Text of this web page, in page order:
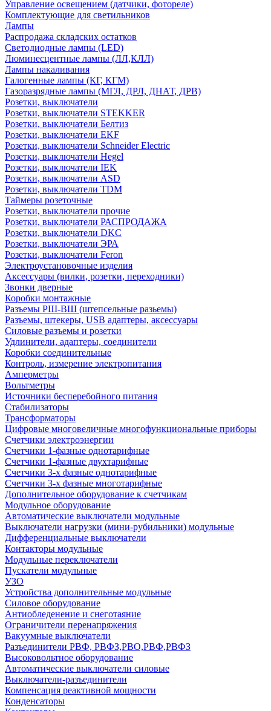
Управление освещением (датчики, фотореле)
Комплектующие для светильников
Лампы
Распродажа складских остатков
Светодиодные лампы (LED)
Люминесцентные лампы (ЛЛ,КЛЛ)
Лампы накаливания
Галогенные лампы (КГ, КГМ)
Газоразрядные лампы (МГЛ, ДРЛ, ДНАТ, ДРВ)
Розетки, выключатели
Розетки, выключатели STEKKER
Розетки, выключатели Белтиз
Розетки, выключатели EKF
Розетки, выключатели Schneider Electric
Розетки, выключатели Hegel
Розетки, выключатели IEK
Розетки, выключатели ASD
Розетки, выключатели TDM
Таймеры розеточные
Розетки, выключатели прочие
Розетки, выключатели РАСПРОДАЖА
Розетки, выключатели DKC
Розетки, выключатели ЭРА
Розетки, выключатели Feron
Электроустановочные изделия
Аксессуары (вилки, розетки, переходники)
Звонки дверные
Коробки монтажные
Разъемы РШ-ВШ (штепсельные разьемы)
Разъемы, штекеры, USB адаптеры, аксессуары
Силовые разъемы и розетки
Удлинители, адаптеры, соединители
Коробки соединительные
Контроль, измерение электропитания
Амперметры
Вольтметры
Источники бесперебойного питания
Стабилизаторы
Трансформаторы
Цифровые многовеличные многофункциональные приборы
Счетчики электроэнергии
Счетчики 1-фазные однотарифные
Счетчики 1-фазные двухтарифные
Счетчики 3-х фазные однотарифные
Счетчики 3-х фазные многотарифные
Дополнительное оборудование к счетчикам
Модульное оборудование
Автоматические выключатели модульные
Выключатели нагрузки (мини-рубильники) модульные
Дифференциальные выключатели
Контакторы модульные
Модульные переключатели
Пускатели модульные
УЗО
Устройства дополнительные модульные
Силовое оборудование
Антиобледенение и снеготаяние
Ограничители перенапряжения
Вакуумные выключатели
Разъединители РВФ, РВФЗ,РВО,РВФ,РВФЗ
Высоковольтное оборудование
Автоматические выключатели cиловые
Выключатели-разъединители
Компенсация реактивной мощности
Конденсаторы